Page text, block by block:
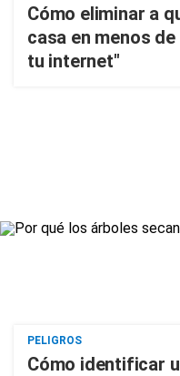
Cómo eliminar a
casa en menos
tu internet"
PELIGROS
Cómo identificar